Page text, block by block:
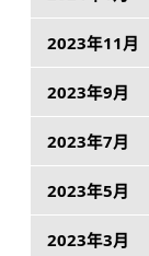
2023年11月
2023年9月
2023年7月
2023年5月
2023年3月